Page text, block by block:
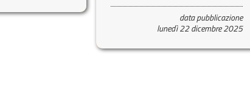
data pubblicazione
lunedì 22 dicembre 2025